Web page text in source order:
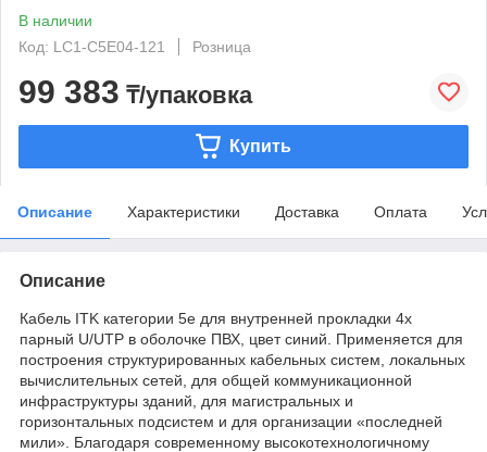
В наличии
Код: LC1-C5E04-121
Розница
99 383 ₸/упаковка
Купить
Описание Характеристики Доставка Оплата
Описание
Кабель ITK категории 5е для внутренней прокладки 4х
парный U/UTP в оболочке ПВХ, цвет синий. Применяется для
построения структурированных кабельных систем, локальных
вычислительных сетей, для общей коммуникационной
инфраструктуры зданий, для магистральных и
горизонтальных подсистем и для организации «последней
мили». Благодаря современному высокотехнологичному